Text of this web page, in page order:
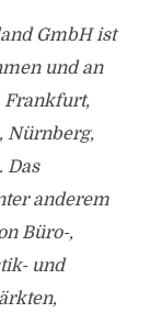
GmbH ist
und an
Frankfurt,
Nürnberg,
Das
anderem
Büro-,
und